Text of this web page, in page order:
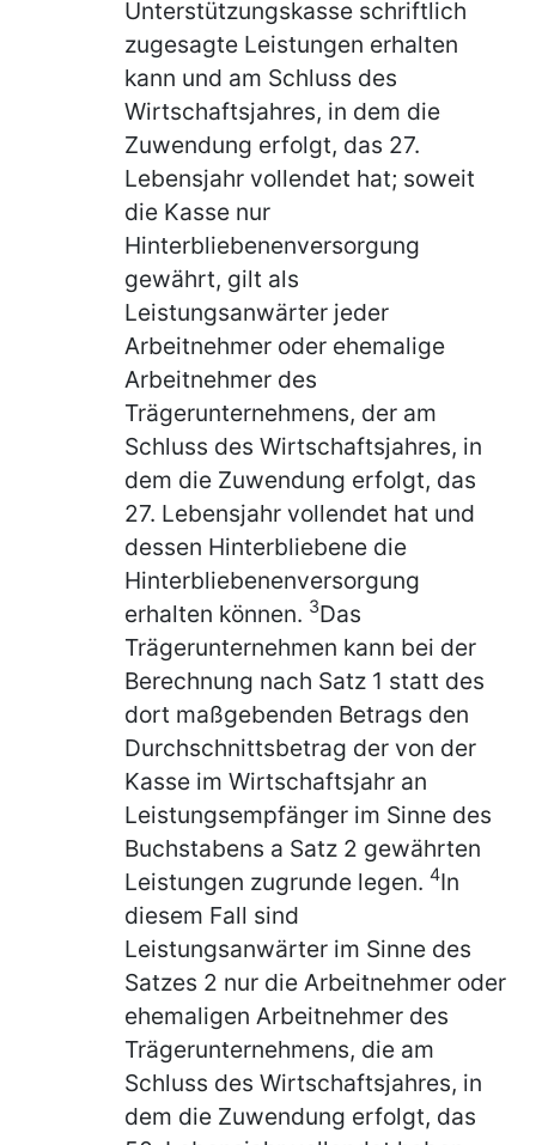
Unterstützungskasse schriftlich
zugesagte Leistungen erhalten
kann und am Schluss des
Wirtschaftsjahres, in dem die
Zuwendung erfolgt, das 27.
Lebensjahr vollendet hat; soweit
die Kasse nur
Hinterbliebenenversorgung
gewährt, gilt als
Leistungsanwärter jeder
Arbeitnehmer oder ehemalige
Arbeitnehmer des
Trägerunternehmens, der am
Schluss des Wirtschaftsjahres, in
dem die Zuwendung erfolgt, das
27. Lebensjahr vollendet hat und
dessen Hinterbliebene die
Hinterbliebenenversorgung
erhalten können. 3Das
Trägerunternehmen kann bei der
Berechnung nach Satz 1 statt des
dort maßgebenden Betrags den
Durchschnittsbetrag der von der
Kasse im Wirtschaftsjahr an
Leistungsempfänger im Sinne des
Buchstabens a Satz 2 gewährten
Leistungen zugrunde legen. 4In
diesem Fall sind
Leistungsanwärter im Sinne des
Satzes 2 nur die Arbeitnehmer oder
ehemaligen Arbeitnehmer des
Trägerunternehmens, die am
Schluss des Wirtschaftsjahres, in
dem die Zuwendung erfolgt, das